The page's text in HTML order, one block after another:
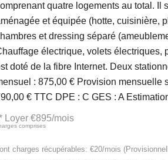
quatre logements au total. Il
et équipée (hotte, cuisinière,
et dressing séparé
électrique, volets électriques,
doté de la fibre Internet. Deux
: 875,00 € Provision mensuelle
€ TTC DPE : C GES : A
Loyer €895/mois
comprises
charges récupérables: €20/mois